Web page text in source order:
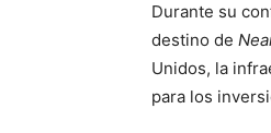
Durante su
destino de
Unidos, la
para los